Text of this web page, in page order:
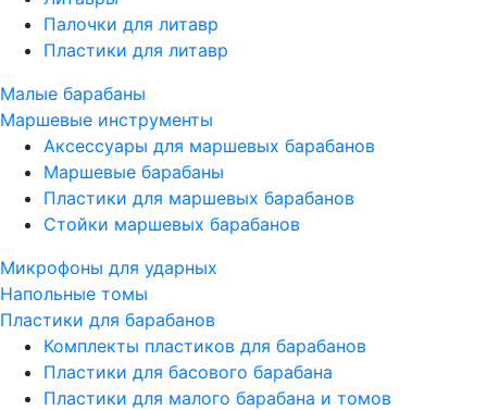
Палочки для литавр
Пластики для литавр
Малые барабаны
Маршевые инструменты
Аксессуары для маршевых барабанов
Маршевые барабаны
Пластики для маршевых барабанов
Стойки маршевых барабанов
Микрофоны для ударных
Напольные томы
Пластики для барабанов
Комплекты пластиков для барабанов
Пластики для басового барабана
Пластики для малого барабана и томов